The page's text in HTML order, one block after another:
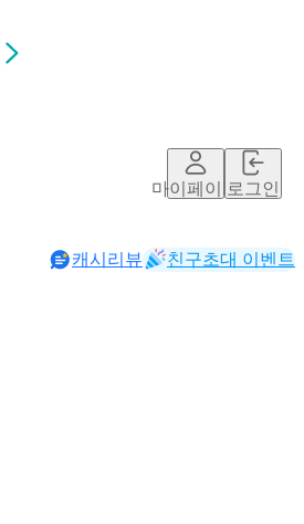
마이페이지로그인
캐시리뷰 친구초대 이벤트